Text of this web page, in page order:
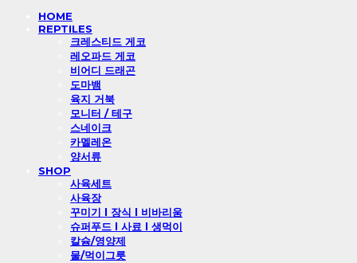
HOME
REPTILES
크레스티드 게코
레오파드 게코
비어디 드래곤
도마뱀
육지 거북
모니터 / 테구
스네이크
카멜레온
양서류
SHOP
사육세트
사육장
꾸미기 l 장식 l 비바리움
슈퍼푸드 l 사료 l 생먹이
칼슘/영양제
물/먹이그릇